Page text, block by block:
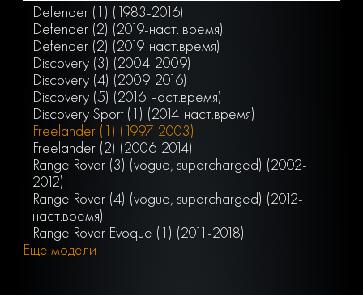
Defender (1) (1983-2016)
Defender (2) (2019-наст. время)
Defender (2) (2019-наст.время)
Discovery (3) (2004-2009)
Discovery (4) (2009-2016)
Discovery (5) (2016-наст.время)
Discovery Sport (1) (2014-наст.время)
Freelander (1) (1997-2003)
Freelander (2) (2006-2014)
Range Rover (3) (vogue, supercharged) (2002-
2012)
Range Rover (4) (vogue, supercharged) (2012-
наст.время)
Range Rover Evoque (1) (2011-2018)
Еще модели